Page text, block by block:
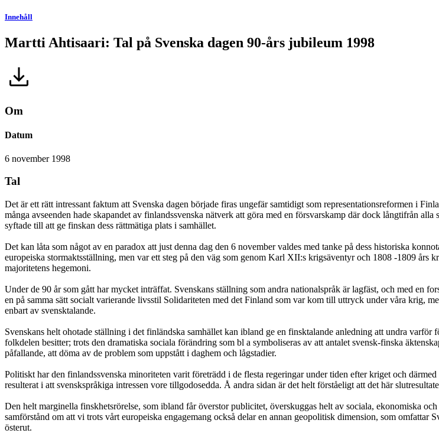
Innehåll
Martti Ahtisaari: Tal på Svenska dagen 90-års jubileum 1998
Om
Datum
6 november 1998
Tal
Det är ett rätt intressant faktum att Svenska dagen började firas ungefär samtidigt som representationsreformen i
många avseenden hade skapandet av finlandssvenska nätverk att göra med en försvarskamp där dock långtifrån
syftade till att ge finskan dess rättmätiga plats i samhället.
Det kan låta som något av en paradox att just denna dag den 6 november valdes med tanke på dess historiska
europeiska stormaktsställning, men var ett steg på den väg som genom Karl XII:s krigsäventyr och 1808 -1809 års
majoritetens hegemoni.
Under de 90 år som gått har mycket inträffat. Svenskans ställning som andra nationalspråk är lagfäst, och med en
en på samma sätt socialt varierande livsstil Solidariteten med det Finland som var kom till uttryck under våra krig,
enbart av svensktalande.
Svenskans helt ohotade ställning i det finländska samhället kan ibland ge en finsktalande anledning att undra
folkdelen besitter; trots den dramatiska sociala förändring som bl a symboliseras av att antalet svensk-finska
påfallande, att döma av de problem som uppstått i daghem och lågstadier.
Politiskt har den finlandssvenska minoriteten varit företrädd i de flesta regeringar under tiden efter kriget och
resulterat i att svenskspråkiga intressen vore tillgodosedda. Å andra sidan är det helt förståeligt att det här
Den helt marginella finskhetsrörelse, som ibland får överstor publicitet, överskuggas helt av sociala, ekonomiska
samförstånd om att vi trots vårt europeiska engagemang också delar en annan geopolitisk dimension, som
österut.